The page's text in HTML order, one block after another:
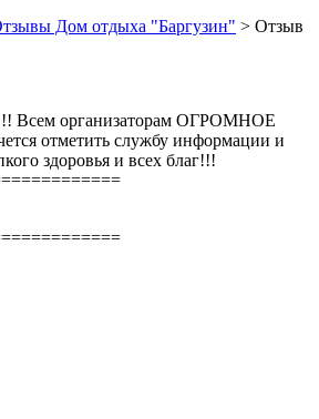
Дом отдыха "Баргузин" > Отзыв
Всем организаторам ОГРОМНОЕ
отметить службу информации и
здоровья и всех благ!!!